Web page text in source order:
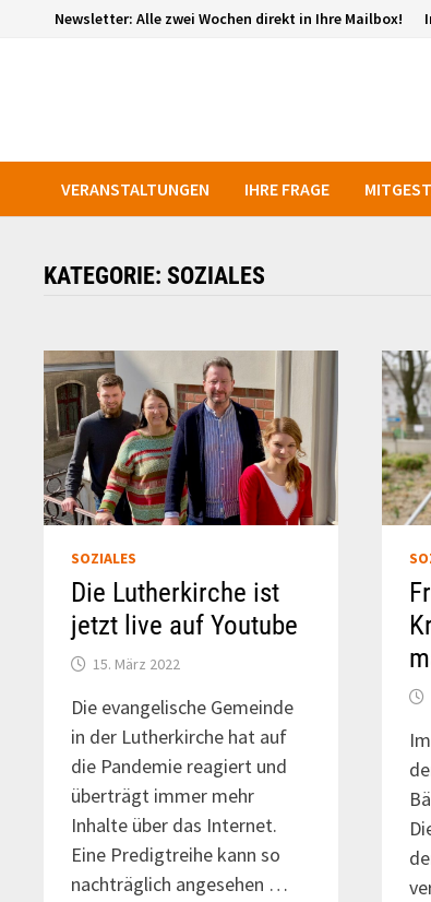
Newsletter: Alle zwei Wochen direkt in Ihre Mailbox!
VERANSTALTUNGEN IHRE FRAGE
KATEGORIE:SOZIALES
SOZIALES
Die Lutherkirche ist
jetzt live auf Youtube
15. März 2022
Die evangelische Gemeinde
in der Lutherkirche hat auf
die Pandemie reagiert und
überträgt immer mehr
Inhalte über das Internet.
Eine Predigtreihe kann so
nachträglich angesehen …